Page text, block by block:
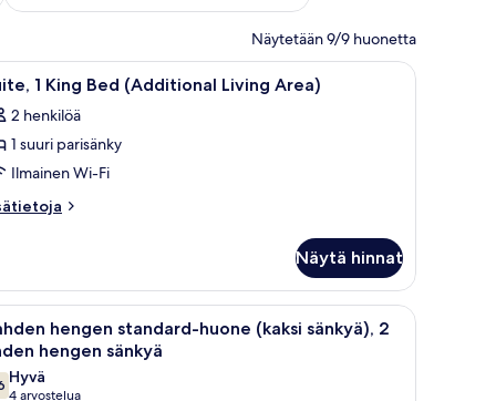
Näytetään 9/9 huonetta
juliste seinällä, televisio ja ikkuna, jossa on verhot.Hotellihuone, jossa on suuri sänky, sohva,
6 1 King Bed (Additional Living Area)
2 henkilöä
1 suuri parisänky
Ilmainen Wi-Fi
Näytä hinnat
valkoiset vuodevaatteet, seinään kiinnitetty lamppu ja pistorasia.
Hotellihuone, jossa on puinen
3
hengen standard-huone (kaksi sänkyä), 2
hengen sänkyä
kautta 10
Hyvä
4 arvostelua